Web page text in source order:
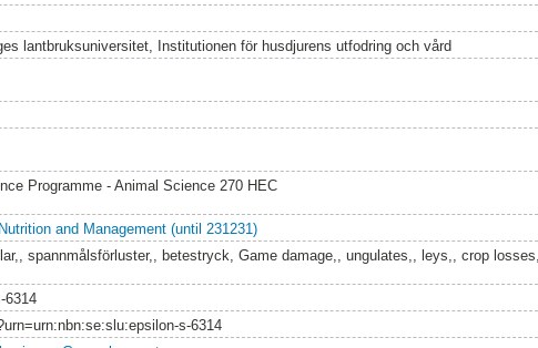
lantbruksuniversitet, Institutionen för husdjurens utfodring och vård
Programme - Animal Science 270 HEC
and Management (until 231231)
spannmålsförluster,, betestryck, Game damage,, ungulates,, leys,, crop losses,,
6314
s-6314